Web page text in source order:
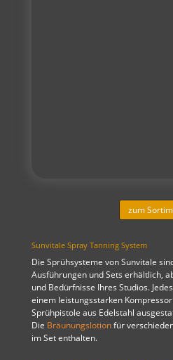
zum
Sunvitale Spray Tanning System
Die Sprühsysteme von Sunvitale
Ausführungen und Sets erhältlich,
und Bedürfnisse Ihres Studios.
einem leistungsstarken
Sprühpistole aus Edelstahl
Die Bräunungslotionfür
im Set enthalten.